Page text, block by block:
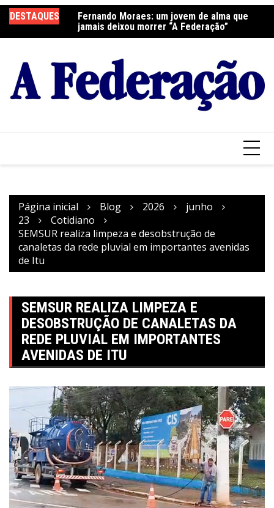
para
o
DESTAQUES
Fernando Moraes: um jovem de alma que
jamais deixou morrer “A Federação”
Curso Oração e Vida na Paróquia São José
Página inicial Blog 2026
junho
23
Cotidiano
SEMSUR realiza limpeza e desobstrução de
canaletas da rede pluvial em importantes avenidas
de Itu
SEMSUR REALIZA LIMPEZA E
DESOBSTRUÇÃO DE CANALETAS DA
REDE PLUVIAL EM IMPORTANTES
AVENIDAS DE ITU